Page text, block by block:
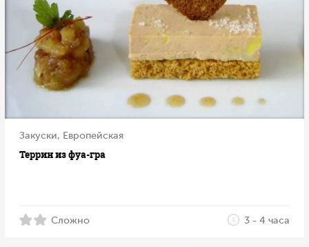
Закуски, Европейская
Террин из фуа-гра
Сложно 3 - 4 часа